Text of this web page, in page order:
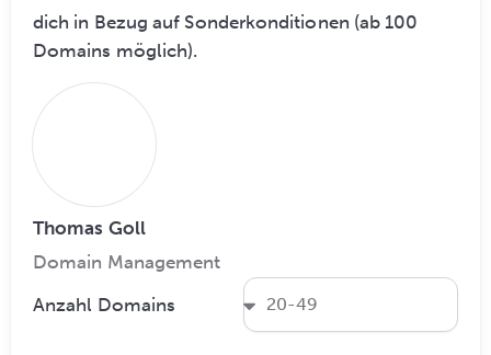
dich in Bezug auf Sonderkonditionen (ab 100
Domains möglich).
Thomas Goll
Domain Management
Anzahl Domains